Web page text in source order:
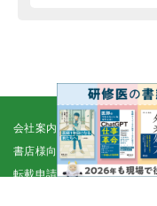
会社案内 採用情報
書店様向け
広告掲載
転載申請
プライバシー